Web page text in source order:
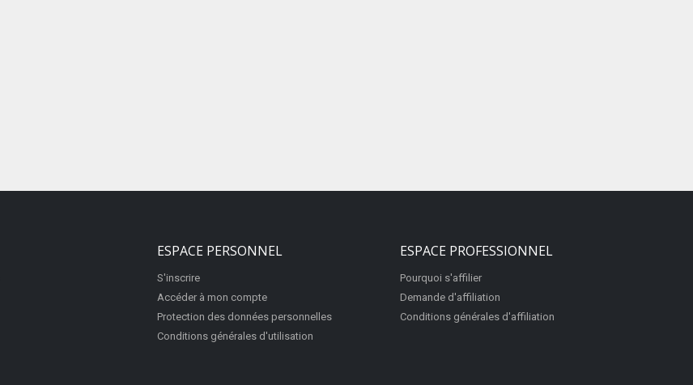
ESPACE PERSONNEL
S'inscrire
Accéder à mon compte
Protection des données personnelles
Conditions générales d'utilisation
ESPACE PROFESSIONNEL
Pourquoi s'affilier
Demande d'affiliation
Conditions générales d'affiliation